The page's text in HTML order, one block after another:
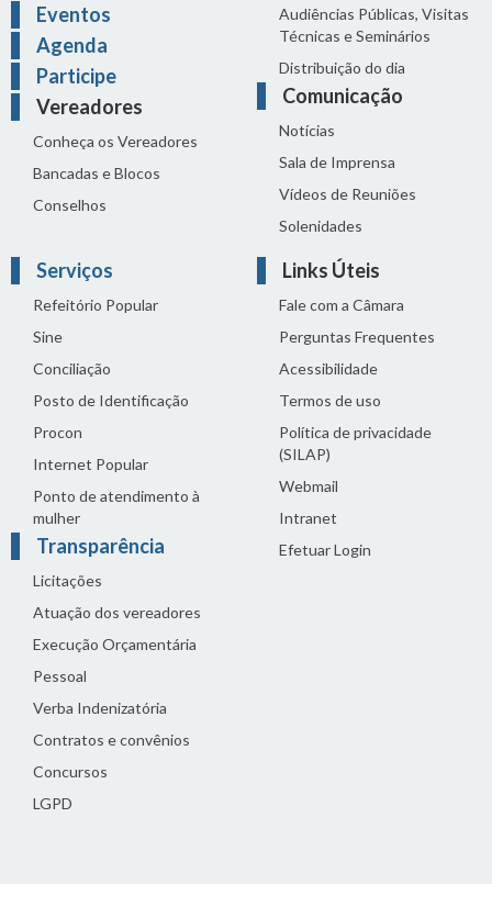
Eventos
Agenda
Participe
Vereadores
Conheça os Vereadores
Bancadas e Blocos
Conselhos
Audiências Públicas, Visitas
Técnicas e Seminários
Distribuição do dia
Comunicação
Notícias
Sala de Imprensa
Vídeos de Reuniões
Solenidades
Serviços
Refeitório Popular
Sine
Conciliação
Posto de Identificação
Procon
Internet Popular
Ponto de atendimento à
mulher
Transparência
Licitações
Atuação dos vereadores
Execução Orçamentária
Pessoal
Verba Indenizatória
Contratos e convênios
Concursos
LGPD
Links Úteis
Fale com a Câmara
Perguntas Frequentes
Acessibilidade
Termos de uso
Política de privacidade
(SILAP)
Webmail
Intranet
Efetuar Login